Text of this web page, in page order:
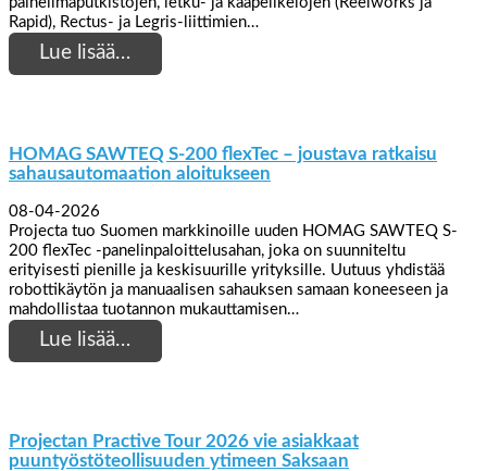
Rapid), Rectus- ja Legris-liittimien…
Lue lisää…
HOMAG SAWTEQ S-200 flexTec – joustava ratkaisu
sahausautomaation aloitukseen
08-04-2026
Projecta tuo Suomen markkinoille uuden HOMAG SAWTEQ S-
200 flexTec -panelinpaloittelusahan, joka on suunniteltu
erityisesti pienille ja keskisuurille yrityksille. Uutuus yhdistää
robottikäytön ja manuaalisen sahauksen samaan koneeseen ja
mahdollistaa tuotannon mukauttamisen…
Lue lisää…
Projectan Practive Tour 2026 vie asiakkaat
puuntyöstöteollisuuden ytimeen Saksaan